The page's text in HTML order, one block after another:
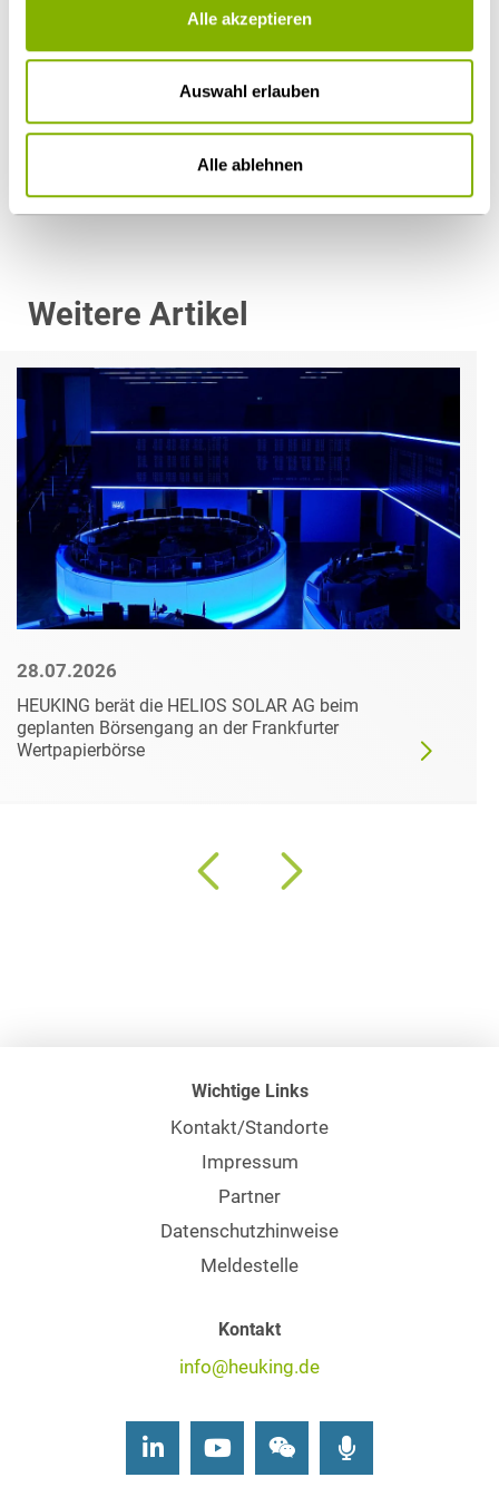
Alle akzeptieren
Auswahl erlauben
Alle ablehnen
Dr. Pär Johansson
Köln
p.johansson@heuking.de
Weitere Artikel
28.07.2026
HEUKING berät die HELIOS SOLAR AG beim
geplanten Börsengang an der Frankfurter
Wertpapierbörse
Wichtige Links
Kontakt/Standorte
Impressum
Partner
Datenschutzhinweise
Meldestelle
Kontakt
info@heuking.de
LinkedInYoutubeWechat